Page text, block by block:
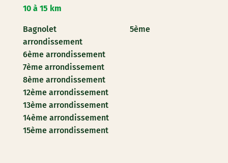
10 à 15 km
Bagnolet 5ème
arrondissement
6ème arrondissement
7ème arrondissement
8ème arrondissement
12ème arrondissement
13ème arrondissement
14ème arrondissement
15ème arrondissement